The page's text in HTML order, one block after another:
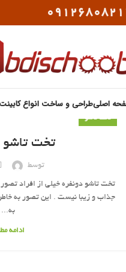
اصلیطراحی و ساخت انواع کابینت
تخت تاشو
تخت تاشو
توسط
تخت تاشو دونفره خیلی از افراد
جذاب و زیبا نیست . این تصور به
به...
ادامه